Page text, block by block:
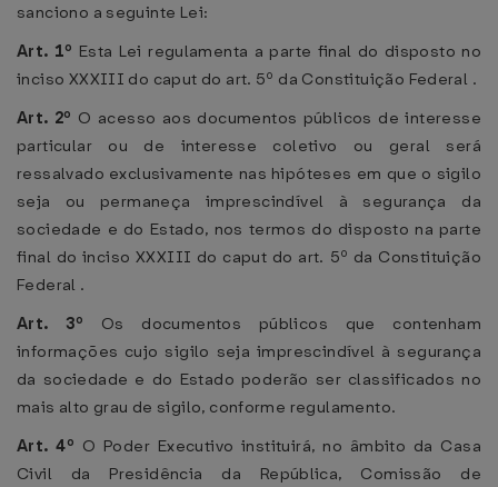
sanciono a seguinte Lei:
Art. 1º Esta Lei regulamenta a parte final do disposto no
inciso XXXIII do caput do art. 5º da Constituição Federal .
Art. 2º O acesso aos documentos públicos de interesse
particular ou de interesse coletivo ou geral será
ressalvado exclusivamente nas hipóteses em que o sigilo
seja ou permaneça imprescindível à segurança da
sociedade e do Estado, nos termos do disposto na parte
final do inciso XXXIII do caput do art. 5º da Constituição
Federal .
Art. 3º Os documentos públicos que contenham
informações cujo sigilo seja imprescindível à segurança
da sociedade e do Estado poderão ser classificados no
mais alto grau de sigilo, conforme regulamento.
Art. 4º O Poder Executivo instituirá, no âmbito da Casa
Civil da Presidência da República, Comissão de